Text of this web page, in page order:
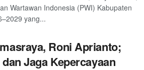
Wartawan Indonesia (PWI) Kabupaten
yang...
Roni Aprianto;
Jaga Kepercayaan